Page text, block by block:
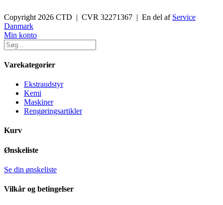
Copyright 2026 CTD | CVR 32271367 | En del af Service
Danmark
Toggle
Sliding
Bar
Area
Min konto
Varekategorier
Ekstraudstyr
Kemi
Maskiner
Rengøringsartikler
Kurv
Ønskeliste
Se din ønskeliste
Vilkår og betingelser